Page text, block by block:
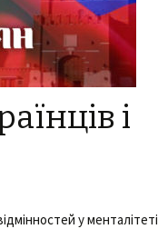
і
у менталітеті